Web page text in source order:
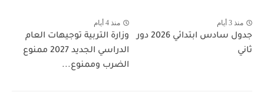
منذ 3 أيام
جدول سادس ابتدائي 2026 دور
ثاني
منذ 4 أيام
وزارة التربية توجيهات العام
الدراسي الجديد 2027 ممنوع
الضرب وممنوع...